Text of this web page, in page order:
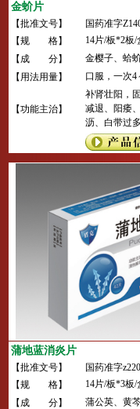
金蚧片
【批准文号】
国药准字
【规 格】
14片/板*2板
【成 分】
金樱子、蛤
子。
【用法用量】 口服，一次4
【功能主治】
补肾壮阳，
减退、阳痿
沥、白带过
蒲地蓝消炎片
【批准文号】
国药准字
【规 格】
14片/板*3板/
【成 分】
蒲公英、黄